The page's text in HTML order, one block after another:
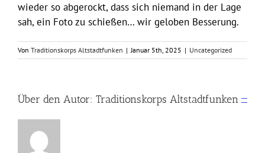
wieder so abgerockt, dass sich niemand in der Lage
sah, ein Foto zu schießen… wir geloben Besserung.
Von Traditionskorps Altstadtfunken | Januar 5th, 2025 | Uncategorized
Über den Autor: Traditionskorps Altstadtfunken